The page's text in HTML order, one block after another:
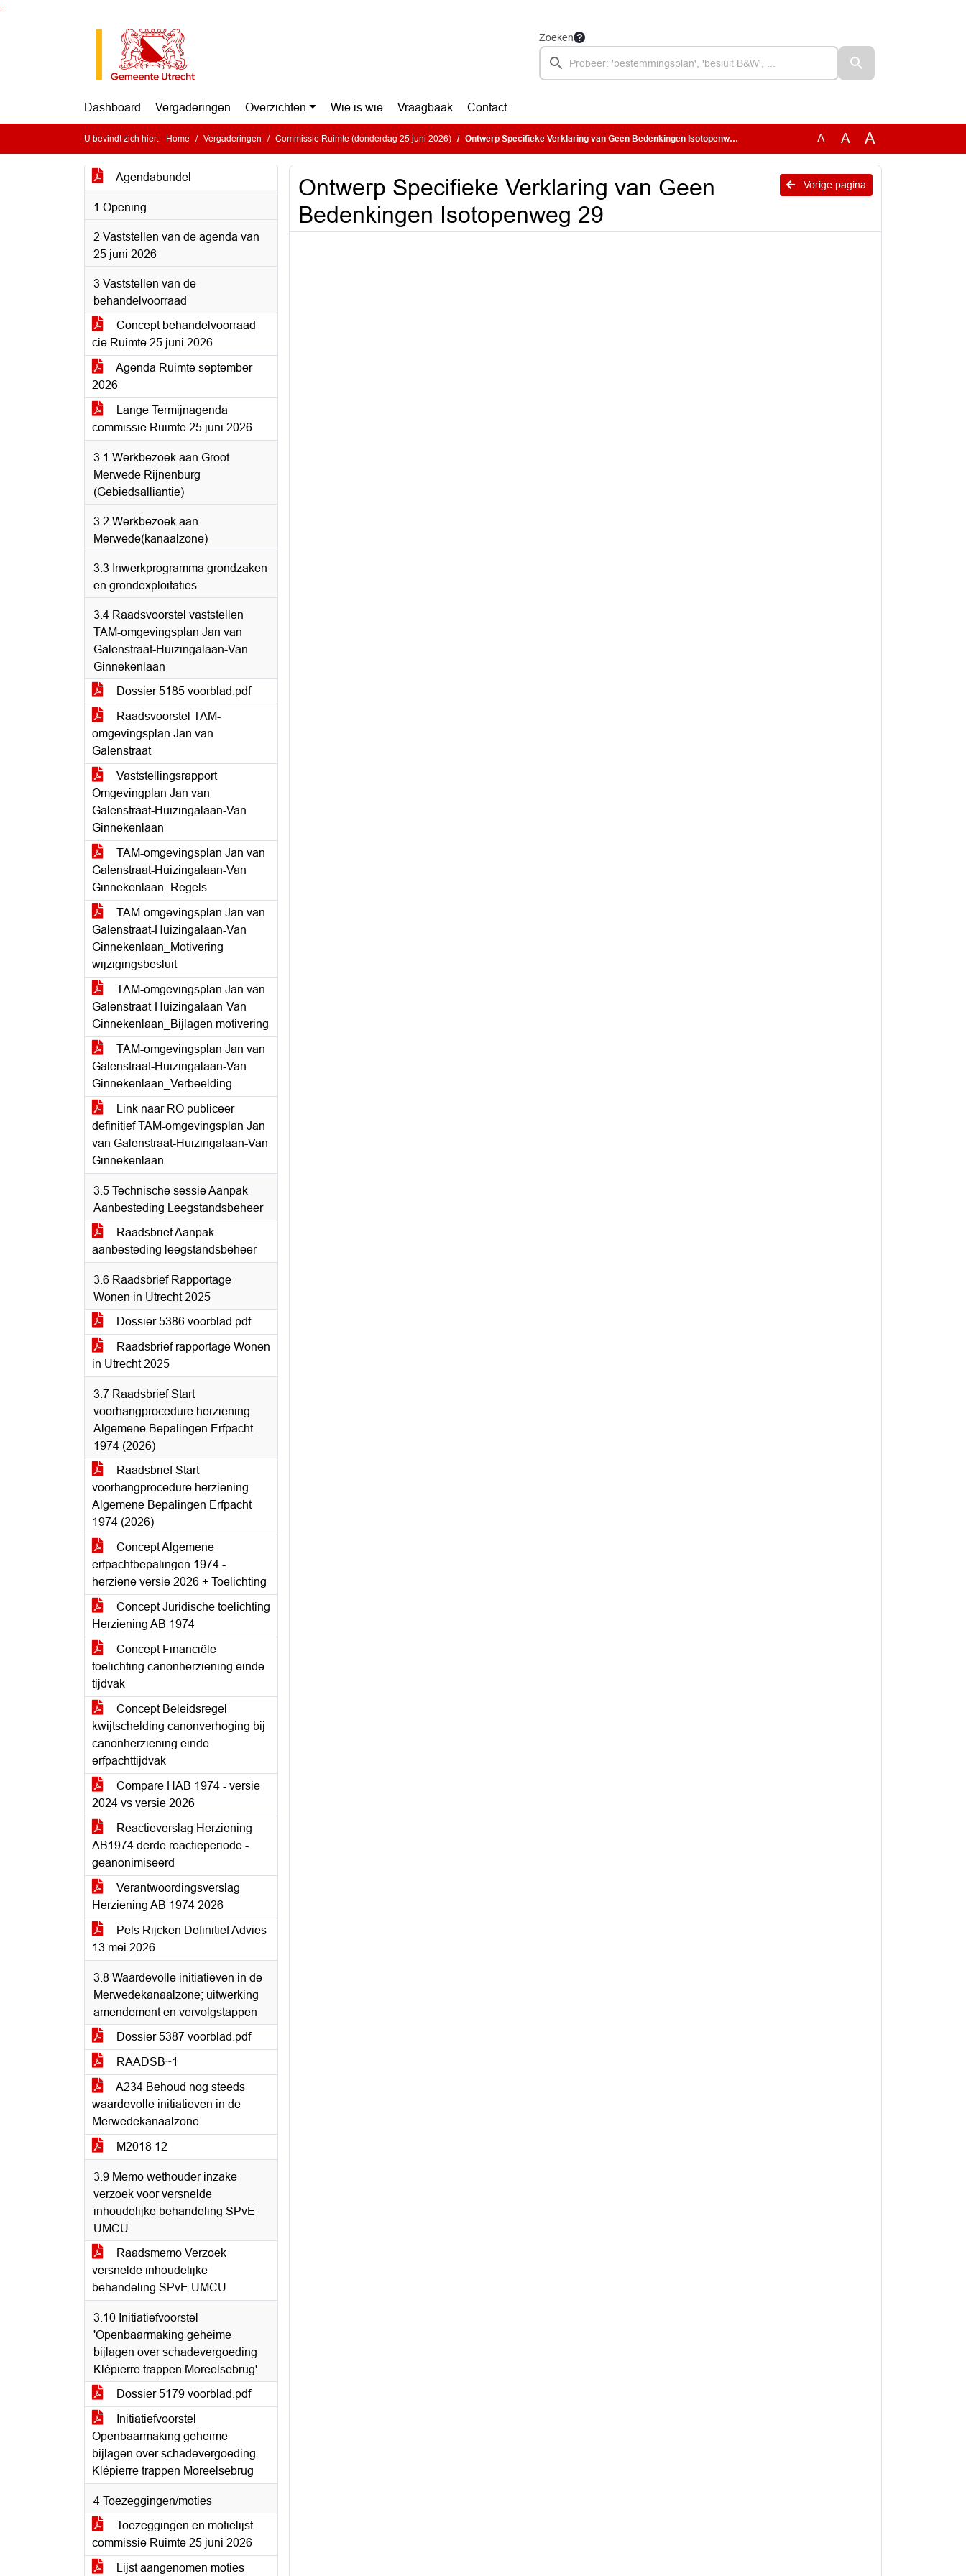
Zoeken
Dashboard Vergaderingen Overzichten Wie is wie Vraagbaak Contact
U bevindt zich hier: Home Vergaderingen Commissie Ruimte (donderdag 25 juni 2026) Ontwerp Specifieke Verklaring van Geen Bedenkingen Isotopenweg 29 A A A
Agendabundel
1 Opening
2 Vaststellen van de agenda van
25 juni 2026
3 Vaststellen van de
behandelvoorraad
Concept behandelvoorraad
cie Ruimte 25 juni 2026
Agenda Ruimte september
2026
Lange Termijnagenda
commissie Ruimte 25 juni 2026
3.1 Werkbezoek aan Groot
Merwede Rijnenburg
(Gebiedsalliantie)
3.2 Werkbezoek aan
Merwede(kanaalzone)
3.3 Inwerkprogramma grondzaken
en grondexploitaties
3.4 Raadsvoorstel vaststellen
TAM-omgevingsplan Jan van
Galenstraat-Huizingalaan-Van
Ginnekenlaan
Dossier 5185 voorblad.pdf
Raadsvoorstel TAM-
omgevingsplan Jan van
Galenstraat
Vaststellingsrapport
Omgevingplan Jan van
Galenstraat-Huizingalaan-Van
Ginnekenlaan
TAM-omgevingsplan Jan van
Galenstraat-Huizingalaan-Van
Ginnekenlaan_Regels
TAM-omgevingsplan Jan van
Galenstraat-Huizingalaan-Van
Ginnekenlaan_Motivering
wijzigingsbesluit
TAM-omgevingsplan Jan van
Galenstraat-Huizingalaan-Van
Ginnekenlaan_Bijlagen motivering
TAM-omgevingsplan Jan van
Galenstraat-Huizingalaan-Van
Ginnekenlaan_Verbeelding
Link naar RO publiceer
definitief TAM-omgevingsplan Jan
van Galenstraat-Huizingalaan-Van
Ginnekenlaan
3.5 Technische sessie Aanpak
Aanbesteding Leegstandsbeheer
Raadsbrief Aanpak
aanbesteding leegstandsbeheer
3.6 Raadsbrief Rapportage
Wonen in Utrecht 2025
Dossier 5386 voorblad.pdf
Raadsbrief rapportage Wonen
in Utrecht 2025
3.7 Raadsbrief Start
voorhangprocedure herziening
Algemene Bepalingen Erfpacht
1974 (2026)
Raadsbrief Start
voorhangprocedure herziening
Algemene Bepalingen Erfpacht
1974 (2026)
Concept Algemene
erfpachtbepalingen 1974 -
herziene versie 2026 + Toelichting
Concept Juridische toelichting
Herziening AB 1974
Concept Financiële
toelichting canonherziening einde
tijdvak
Concept Beleidsregel
kwijtschelding canonverhoging bij
canonherziening einde
erfpachttijdvak
Compare HAB 1974 - versie
2024 vs versie 2026
Reactieverslag Herziening
AB1974 derde reactieperiode -
geanonimiseerd
Verantwoordingsverslag
Herziening AB 1974 2026
Pels Rijcken Definitief Advies
13 mei 2026
3.8 Waardevolle initiatieven in de
Merwedekanaalzone; uitwerking
amendement en vervolgstappen
Dossier 5387 voorblad.pdf
RAADSB~1
A234 Behoud nog steeds
waardevolle initiatieven in de
Merwedekanaalzone
M2018 12
3.9 Memo wethouder inzake
verzoek voor versnelde
inhoudelijke behandeling SPvE
UMCU
Raadsmemo Verzoek
versnelde inhoudelijke
behandeling SPvE UMCU
3.10 Initiatiefvoorstel
'Openbaarmaking geheime
bijlagen over schadevergoeding
Klépierre trappen Moreelsebrug'
Dossier 5179 voorblad.pdf
Initiatiefvoorstel
Openbaarmaking geheime
bijlagen over schadevergoeding
Klépierre trappen Moreelsebrug
4 Toezeggingen/moties
Toezeggingen en motielijst
commissie Ruimte 25 juni 2026
Lijst aangenomen moties
Vorige pagina
Ontwerp Specifieke Verklaring van Geen
Bedenkingen Isotopenweg 29